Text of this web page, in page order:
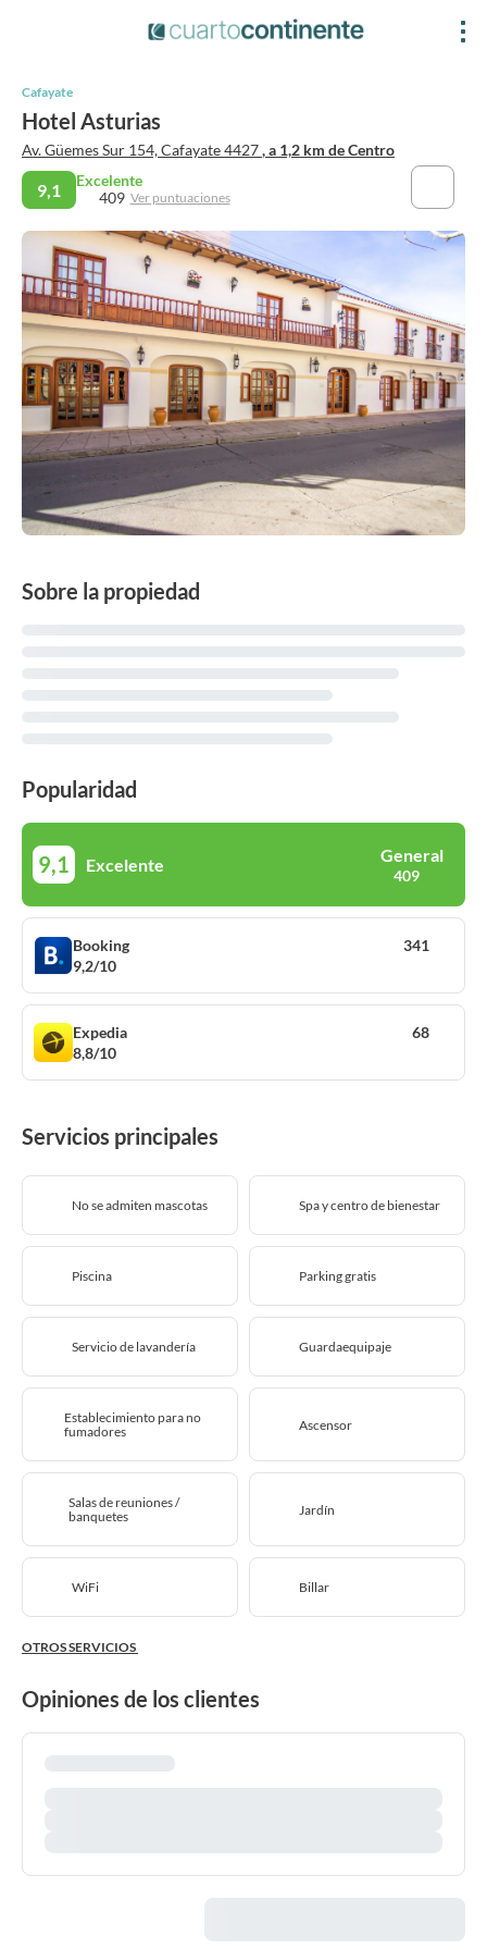
Cafayate
Hotel Asturias
Av. Güemes Sur 154, Cafayate 4427, a 1,2 km de Centro
9,1
Excelente
409 Ver puntuaciones
Sobre la propiedad
Popularidad
9,1 Excelente General
409
Booking
9,2/10
341
Expedia
8,8/10
68
Servicios principales
No se admiten mascotas Spa y centro de bienestar
Piscina Parking gratis
Servicio de lavandería Guardaequipaje
Establecimiento para no
fumadores
Ascensor
Salas de reuniones /
banquetes
Jardín
WiFi Billar
OTROS SERVICIOS
Opiniones de los clientes